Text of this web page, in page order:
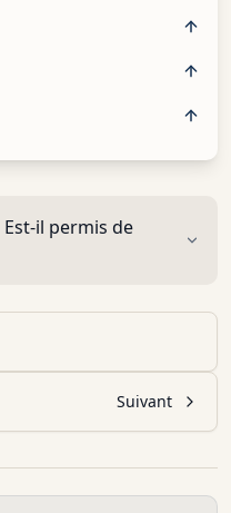
Est-il permis de
Suivant